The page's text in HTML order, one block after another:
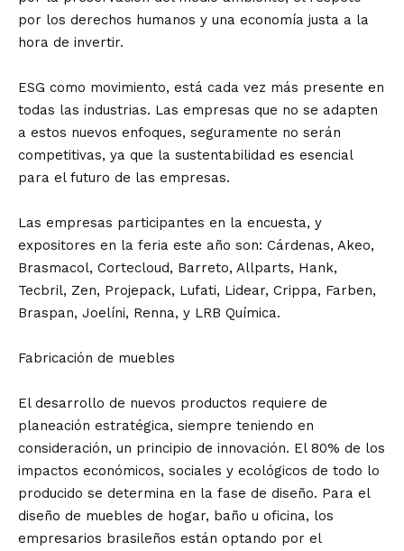
por los derechos humanos y una economía justa a la
hora de invertir.
ESG como movimiento, está cada vez más presente en
todas las industrias. Las empresas que no se adapten
a estos nuevos enfoques, seguramente no serán
competitivas, ya que la sustentabilidad es esencial
para el futuro de las empresas.
Las empresas participantes en la encuesta, y
expositores en la feria este año son: Cárdenas, Akeo,
Brasmacol, Cortecloud, Barreto, Allparts, Hank,
Tecbril, Zen, Projepack, Lufati, Lidear, Crippa, Farben,
Braspan, Joelíni, Renna, y LRB Química.
Fabricación de muebles
El desarrollo de nuevos productos requiere de
planeación estratégica, siempre teniendo en
consideración, un principio de innovación. El 80% de los
impactos económicos, sociales y ecológicos de todo lo
producido se determina en la fase de diseño. Para el
diseño de muebles de hogar, baño u oficina, los
empresarios brasileños están optando por el